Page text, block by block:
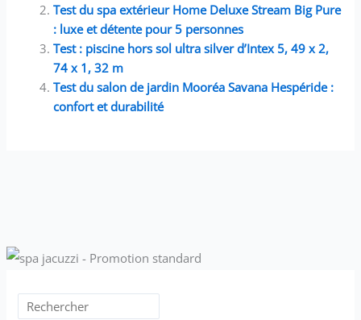
Test du spa extérieur Home Deluxe Stream Big Pure
: luxe et détente pour 5 personnes
Test : piscine hors sol ultra silver d’Intex 5, 49 x 2,
74 x 1, 32 m
Test du salon de jardin Mooréa Savana Hespéride :
confort et durabilité